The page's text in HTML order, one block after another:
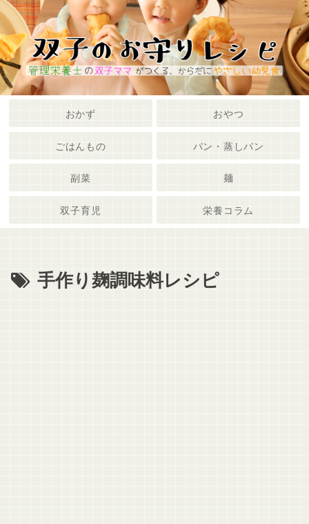
おかず おやつ
ごはんもの パン・蒸しパン
副菜 麺
双子育児 栄養コラム
手作り麹調味料レシピ
メニュー 検索